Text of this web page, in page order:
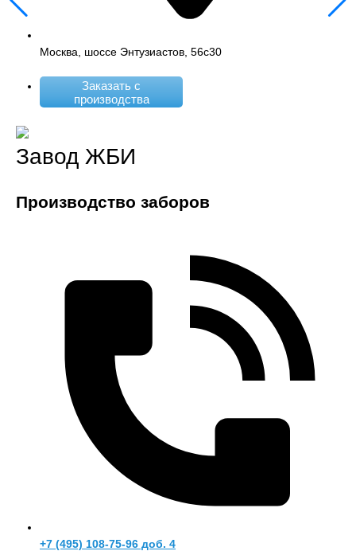
Москва, шоссе Энтузиастов, 56с30
Заказать с
производства
Завод ЖБИ
Производство заборов
+7 (495) 108-75-96 доб. 4